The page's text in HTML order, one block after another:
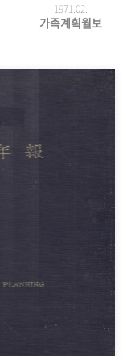
1971.02.
가족계획월보